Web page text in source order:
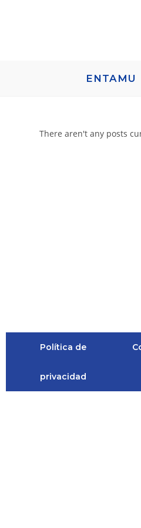
ENTAMU
There aren't any posts
Política de
privacidad